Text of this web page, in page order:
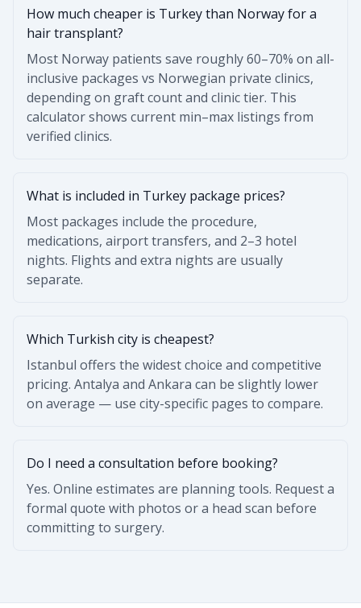
How much cheaper is Turkey than Norway for a
hair transplant?
Most Norway patients save roughly 60–70% on all-
inclusive packages vs Norwegian private clinics,
depending on graft count and clinic tier. This
calculator shows current min–max listings from
verified clinics.
What is included in Turkey package prices?
Most packages include the procedure,
medications, airport transfers, and 2–3 hotel
nights. Flights and extra nights are usually
separate.
Which Turkish city is cheapest?
Istanbul offers the widest choice and competitive
pricing. Antalya and Ankara can be slightly lower
on average — use city-specific pages to compare.
Do I need a consultation before booking?
Yes. Online estimates are planning tools. Request a
formal quote with photos or a head scan before
committing to surgery.